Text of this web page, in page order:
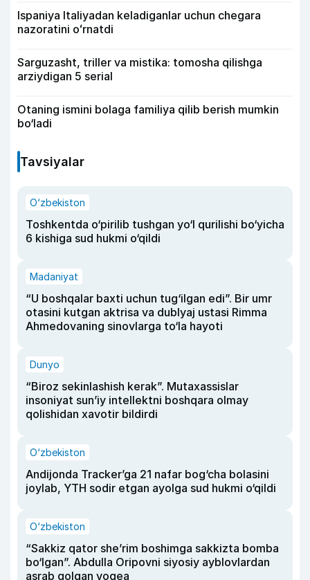
Ispaniya Italiyadan keladiganlar uchun chegara
nazoratini oʻrnatdi
Sarguzasht, triller va mistika: tomosha qilishga
arziydigan 5 serial
Otaning ismini bolaga familiya qilib berish mumkin
bo‘ladi
Tavsiyalar
O‘zbekiston
Toshkentda o‘pirilib tushgan yo‘l qurilishi bo‘yicha
6 kishiga sud hukmi o‘qildi
Madaniyat
“U boshqalar baxti uchun tug‘ilgan edi”. Bir umr
otasini kutgan aktrisa va dublyaj ustasi Rimma
Ahmedovaning sinovlarga to‘la hayoti
Dunyo
“Biroz sekinlashish kerak”. Mutaxassislar
insoniyat sun’iy intellektni boshqara olmay
qolishidan xavotir bildirdi
O‘zbekiston
Andijonda Tracker’ga 21 nafar bog‘cha bolasini
joylab, YTH sodir etgan ayolga sud hukmi o‘qildi
O‘zbekiston
“Sakkiz qator she’rim boshimga sakkizta bomba
bo‘lgan”. Abdulla Oripovni siyosiy ayblovlardan
asrab qolgan voqea